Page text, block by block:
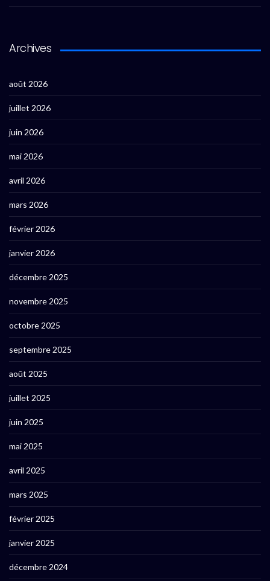
Archives
août 2026
juillet 2026
juin 2026
mai 2026
avril 2026
mars 2026
février 2026
janvier 2026
décembre 2025
novembre 2025
octobre 2025
septembre 2025
août 2025
juillet 2025
juin 2025
mai 2025
avril 2025
mars 2025
février 2025
janvier 2025
décembre 2024